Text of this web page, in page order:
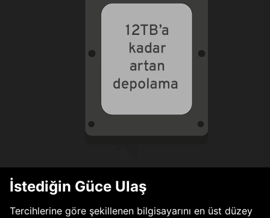
İstediğin Güce Ulaş
Tercihlerine göre şekillenen bilgisayarını en üst düzey